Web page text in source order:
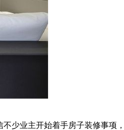
少业主开始着手房子装修事项